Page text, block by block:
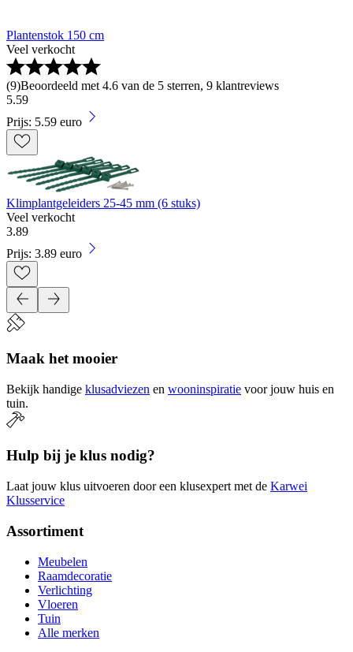
Plantenstok 150 cm
Veel verkocht
(9)Beoordeeld met 4.6 van de 5 sterren, 9 klantreviews
5.59
Prijs: 5.59 euro
Klimplantgeleiders 25-45 mm (6 stuks)
Veel verkocht
3.89
Prijs: 3.89 euro
Maak het mooier
Bekijk handige klusadviezen en wooninspiratie voor jouw huis en
tuin.
Hulp bij je klus nodig?
Laat jouw klus uitvoeren door een klusexpert met de Karwei
Klusservice
Assortiment
Meubelen
Raamdecoratie
Verlichting
Vloeren
Tuin
Alle merken